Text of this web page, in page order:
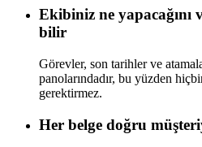
Ekibiniz ne yapacağını
bilir
Görevler, son tarihler ve
panolarındadır, bu yüzden
gerektirmez.
Her belge doğru